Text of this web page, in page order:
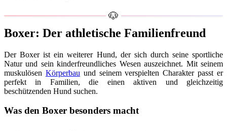
Boxer: Der athletische Familienfreund
Der Boxer ist ein weiterer Hund, der sich durch seine sportliche
Natur und sein kinderfreundliches Wesen auszeichnet. Mit seinem
muskulösen Körperbau und seinem verspielten Charakter passt er
perfekt in Familien, die einen aktiven und gleichzeitig
beschützenden Hund suchen.
Was den Boxer besonders macht